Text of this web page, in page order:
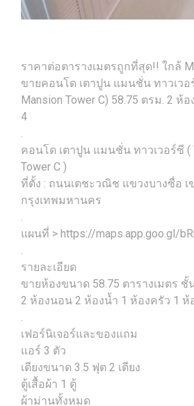
ราคาต่อตารางเมตรถูกที่สุด!! ใกล้
ขายคอนโด เตาปูน แมนชั่น ทาวเวอ
Mansion Tower C) 58.75 ตรม. 2
4
.
คอนโด เตาปูน แมนชั่น ทาวเวอร์ซี (
Tower C )
ที่ตั้ง : ถนนเตชะวณิช แขวงบางซื่อ เ
กรุงเทพมหานคร
.
แผนที่ > https://maps.app.goo.gl/
.
รายละเอียด
ขายห้องขนาด 58.75 ตารางเมตร ชั้
2 ห้องนอน 2 ห้องน้ำ 1 ห้องครัว 1 ห้
.
เฟอร์นิเจอร์และของแถม
แอร์ 3 ตัว
เตียงขนาด 3.5 ฟุต 2 เตียง
ตู้เสื้อผ้า 1 ตู้
ผ้าม่านทั้งหมด